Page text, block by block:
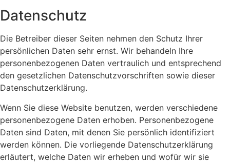
Datenschutz
Die Betreiber dieser Seiten nehmen den Schutz Ihrer
persönlichen Daten sehr ernst. Wir behandeln Ihre
personenbezogenen Daten vertraulich und entsprechend
den gesetzlichen Datenschutzvorschriften sowie dieser
Datenschutzerklärung.
Wenn Sie diese Website benutzen, werden verschiedene
personenbezogene Daten erhoben. Personenbezogene
Daten sind Daten, mit denen Sie persönlich identifiziert
werden können. Die vorliegende Datenschutzerklärung
erläutert, welche Daten wir erheben und wofür wir sie